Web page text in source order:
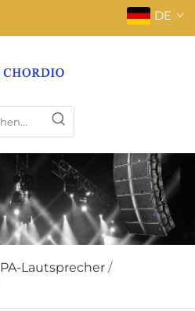
DE
PA-Lautsprecher /